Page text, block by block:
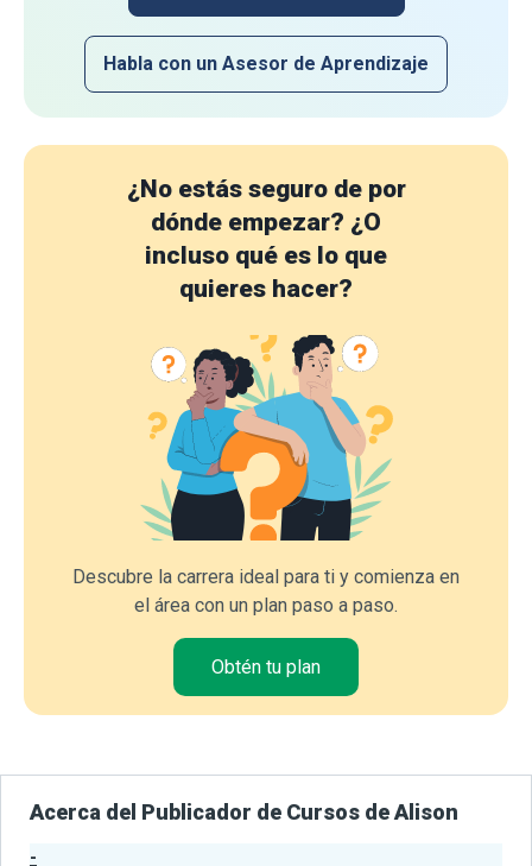
Habla con un Asesor de Aprendizaje
¿No estás seguro de por
dónde empezar? ¿O
incluso qué es lo que
quieres hacer?
Descubre la carrera ideal para ti y comienza en
el área con un plan paso a paso.
Obtén tu plan
Acerca del Publicador de Cursos de Alison
-